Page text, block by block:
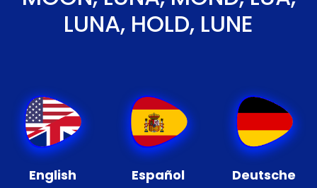
LUNA, HOLD, LUNE
English Español Deutsche